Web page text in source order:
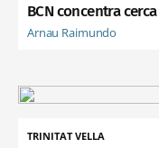
BCN concentra
Arnau Raimundo
TRINITAT VELLA